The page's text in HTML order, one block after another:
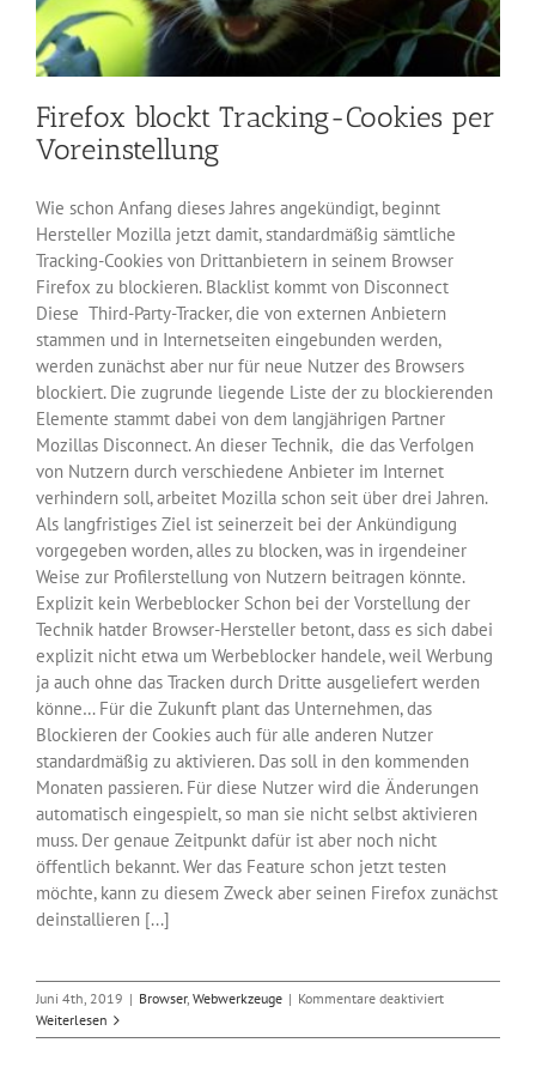
Firefox blockt Tracking-Cookies per
Voreinstellung
Wie schon Anfang dieses Jahres angekündigt, beginnt
Hersteller Mozilla jetzt damit, standardmäßig sämtliche
Tracking-Cookies von Drittanbietern in seinem Browser
Firefox zu blockieren. Blacklist kommt von Disconnect
Diese Third-Party-Tracker, die von externen Anbietern
stammen und in Internetseiten eingebunden werden,
werden zunächst aber nur für neue Nutzer des Browsers
blockiert. Die zugrunde liegende Liste der zu blockierenden
Elemente stammt dabei von dem langjährigen Partner
Mozillas Disconnect. An dieser Technik, die das Verfolgen
von Nutzern durch verschiedene Anbieter im Internet
verhindern soll, arbeitet Mozilla schon seit über drei Jahren.
Als langfristiges Ziel ist seinerzeit bei der Ankündigung
vorgegeben worden, alles zu blocken, was in irgendeiner
Weise zur Profilerstellung von Nutzern beitragen könnte.
Explizit kein Werbeblocker Schon bei der Vorstellung der
Technik hatder Browser-Hersteller betont, dass es sich dabei
explizit nicht etwa um Werbeblocker handele, weil Werbung
ja auch ohne das Tracken durch Dritte ausgeliefert werden
könne… Für die Zukunft plant das Unternehmen, das
Blockieren der Cookies auch für alle anderen Nutzer
standardmäßig zu aktivieren. Das soll in den kommenden
Monaten passieren. Für diese Nutzer wird die Änderungen
automatisch eingespielt, so man sie nicht selbst aktivieren
muss. Der genaue Zeitpunkt dafür ist aber noch nicht
öffentlich bekannt. Wer das Feature schon jetzt testen
möchte, kann zu diesem Zweck aber seinen Firefox zunächst
deinstallieren [...]
Juni 4th, 2019 | Browser, Webwerkzeuge | Kommentare deaktiviertfür
blockt
Weiterlesen